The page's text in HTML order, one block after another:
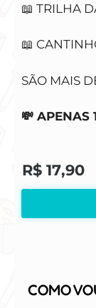
📖 TRILHA
📖
SÃO MAIS
💸 APENAS
R$ 17,90
COMO